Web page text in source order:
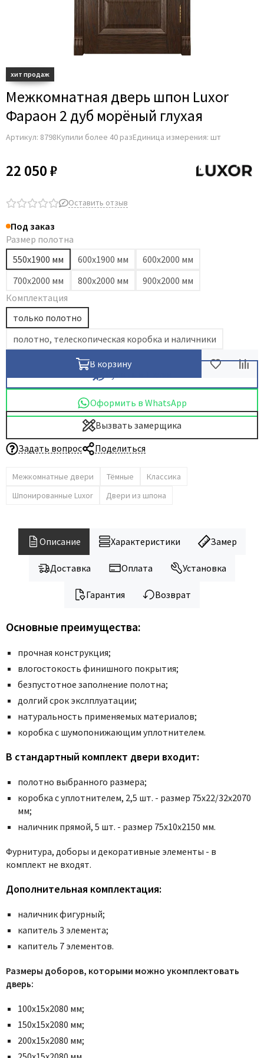
Aldeghi Luigi
Alvero
Archie
Armadillo
Aurum Doors
Bravo
Bussare
Comaglio
Comit
Covali
Dircode
Eclisse
El Porta
Fantom
Fimet
Fuaro
Hausdoors
HSU
Kapelli
Krona Koblenz
Legend
Line Doors
Morelli
Ofram
Optima Porte
Oro - Oro
Philips
Porte Vista
Portika
Poseidon
Profil Doors
Profilo Porte
Protector
Regidoors
STR
Tupai
Uberture
Venezia Unique
Verum
Viporte
Zadoor
Межкомнатная дверь шпон Luxor
Фараон 2 дуб морёный глухая
Артикул: 8798Купили более 40 разЕдиница измерения: шт
22 050 ₽
Оставить отзыв
Под заказ
Размер полотна
550х1900 мм
600х1900 мм
600х2000 мм
700х2000 мм
800х2000 мм
900х2000 мм
Комплектация
только полотно
полотно, телескопическая коробка и наличники
В корзину
Оформить в WhatsApp
Вызвать замерщика
Задать вопрос
Поделиться
Межкомнатные двери Тёмные
Классика
Шпонированные Luxor
Двери из шпона
Описание Характеристики Замер
Доставка Оплата Установка
Гарантия Возврат
Основные преимущества:
прочная конструкция;
влогостокость финишного покрытия;
безпустотное заполнение полотна;
долгий срок экслплуатации;
натуральность применяемых материалов;
коробка с шумопонижающим уплотнителем.
В стандартный комплект двери входит:
полотно выбранного размера;
коробка с уплотнителем, 2,5 шт. - размер 75x22/32x2070
мм;
наличник прямой, 5 шт. - размер 75x10x2150 мм.
Фурнитура, доборы и декоративные элементы - в
комплект не входят.
Дополнительная комплектация:
наличник фигурный;
капитель 3 элемента;
капитель 7 элементов.
Размеры доборов, которыми можно укомплектовать
дверь:
100х15х2080 мм;
150х15х2080 мм;
200х15х2080 мм;